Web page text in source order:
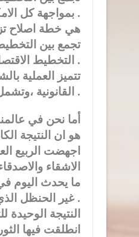
بمواجهة كل الامكانات المؤسسية او الوطنية او القومية ، وكل الاهداف المؤسسية او الوطنية والقومية معا .
2-هي خطة اصلاح
التخطيط الاقتصادي والاجتماعي والسياسي والمؤسساتي والقانوني .
القانونية ،وتشمل ايضا التنفيذ والصيانة والتمويل والمتابعة .
أما نحن في
هو ان النتيجة
اجهضت الربيع
الاشقاء
ما يحدث اليوم
غير الحنظل الذي ذاق مرارته كل العرب .
انطلقت فيها